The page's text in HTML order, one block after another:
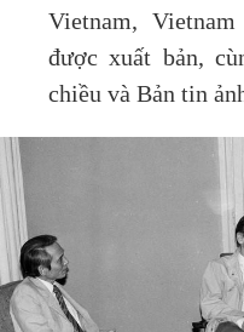
Vietnam,
được xuất bản,
chiều và Bản tin